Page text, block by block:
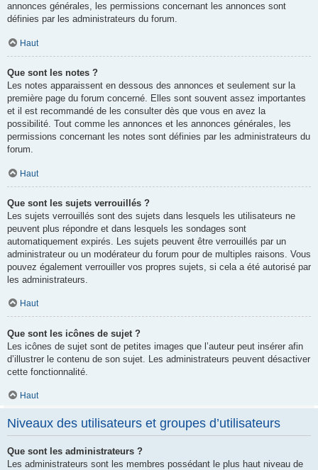
annonces générales, les permissions concernant les annonces sont
définies par les administrateurs du forum.
Haut
Que sont les notes ?
Les notes apparaissent en dessous des annonces et seulement sur la
première page du forum concerné. Elles sont souvent assez importantes
et il est recommandé de les consulter dès que vous en avez la
possibilité. Tout comme les annonces et les annonces générales, les
permissions concernant les notes sont définies par les administrateurs du
forum.
Haut
Que sont les sujets verrouillés ?
Les sujets verrouillés sont des sujets dans lesquels les utilisateurs ne
peuvent plus répondre et dans lesquels les sondages sont
automatiquement expirés. Les sujets peuvent être verrouillés par un
administrateur ou un modérateur du forum pour de multiples raisons. Vous
pouvez également verrouiller vos propres sujets, si cela a été autorisé par
les administrateurs.
Haut
Que sont les icônes de sujet ?
Les icônes de sujet sont de petites images que l’auteur peut insérer afin
d’illustrer le contenu de son sujet. Les administrateurs peuvent désactiver
cette fonctionnalité.
Haut
Niveaux des utilisateurs et groupes d’utilisateurs
Que sont les administrateurs ?
Les administrateurs sont les membres possédant le plus haut niveau de